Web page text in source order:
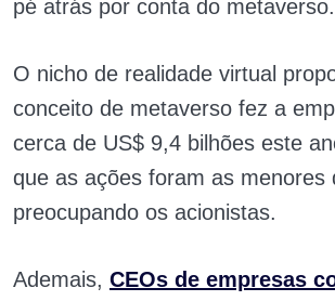
pé atrás por conta do metaverso.
O nicho de realidade virtual
conceito de metaverso fez a
cerca de US$ 9,4 bilhões este
que as ações foram as menores
preocupando os acionistas.
Ademais, CEOs de empresas